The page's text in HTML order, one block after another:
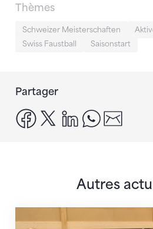
Thèmes
Schweizer Meisterschaften
Swiss Faustball
Saisonstart
Partager
facebook
x linkedinwhatsapp
Autres
En route pour Zagreb avec